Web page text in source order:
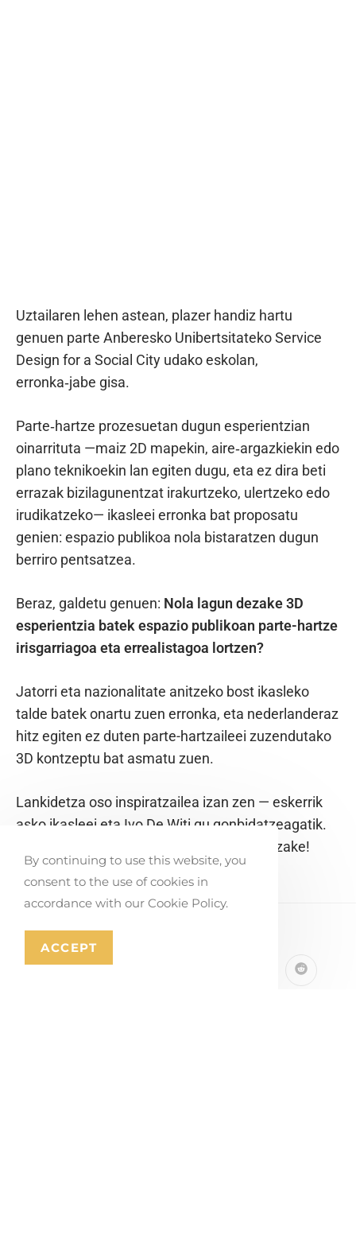
Uztailaren lehen astean, plazer handiz hartu
genuen parte Anberesko Unibertsitateko Service
Design for a Social City udako eskolan,
erronka‑jabe gisa.
Parte‑hartze prozesuetan dugun esperientzian
oinarrituta —maiz 2D mapekin, aire‑argazkiekin edo
plano teknikoekin lan egiten dugu, eta ez dira beti
errazak bizilagunentzat irakurtzeko, ulertzeko edo
irudikatzeko— ikasleei erronka bat proposatu
genien: espazio publikoa nola bistaratzen dugun
berriro pentsatzea.
Beraz, galdetu genuen: Nola lagun dezake 3D
esperientzia batek espazio publikoan parte-hartze
irisgarriagoa eta errealistagoa lortzen?
Jatorri eta nazionalitate anitzeko bost ikasleko
talde batek onartu zuen erronka, eta nederlanderaz
hitz egiten ez duten parte-hartzaileei zuzendutako
3D kontzeptu bat asmatu zuen.
Lankidetza oso inspiratzailea izan zen — eskerrik
asko ikasleei eta Ivo De Witi gu gonbidatzeagatik.
Nork daki… ideia honek jarraipena izan dezake!
PLEASE SHARE THIS
By continuing to use this website, you
consent to the use of cookies in
accordance with our Cookie Policy.
ACCEPT